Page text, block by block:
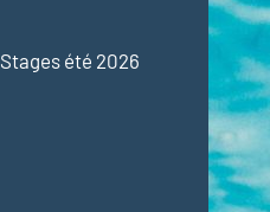
Stages été 2026